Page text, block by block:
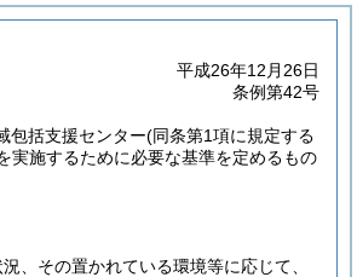
平成26年12月26日
条例第42号
包括支援センター(同条第1項に規定する
実施するために必要な基準を定めるもの
、その置かれている環境等に応じて、